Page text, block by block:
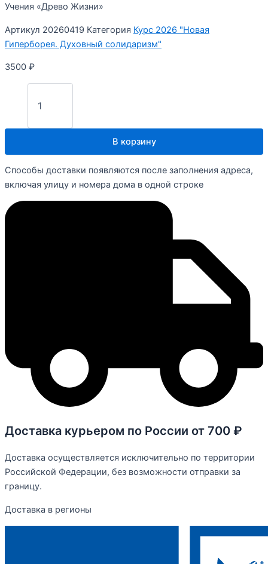
Учения «Древо Жизни»
Артикул 20260419 Категория Курс 2026 "Новая
Гиперборея. Духовный солидаризм"
3500 ₽
В корзину
Способы доставки появляются после заполнения адреса,
включая улицу и номера дома в одной строке
Доставка курьером по России от 700 ₽
Доставка осуществляется исключительно по территории
Российской Федерации, без возможности отправки за
границу.
Доставка в регионы